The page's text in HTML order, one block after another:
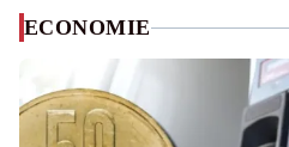
ECONOMIE